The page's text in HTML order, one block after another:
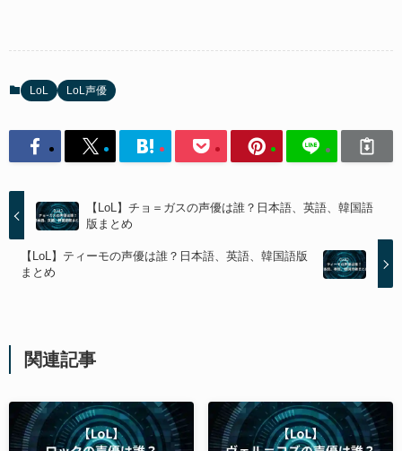
LoL LoL声優
【LoL】チョ＝ガスの声優は誰？日本語、英語、韓国語
版まとめ
【LoL】ティーモの声優は誰？日本語、英語、韓国語版
まとめ
関連記事